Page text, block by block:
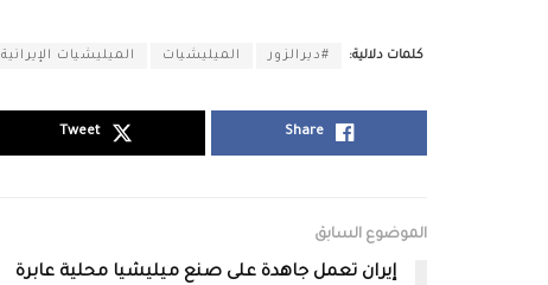
كلمات دلالية: #ديرالزور الميليشيات الميليشيات الإيرانية
Share
Tweet
الموضوع السابق
إيران تعمل جاهدة على صنع ميليشيا محلية عابرة